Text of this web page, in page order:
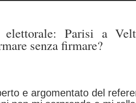
elettorale: Parisi a
senza firmare?
e argomentato del